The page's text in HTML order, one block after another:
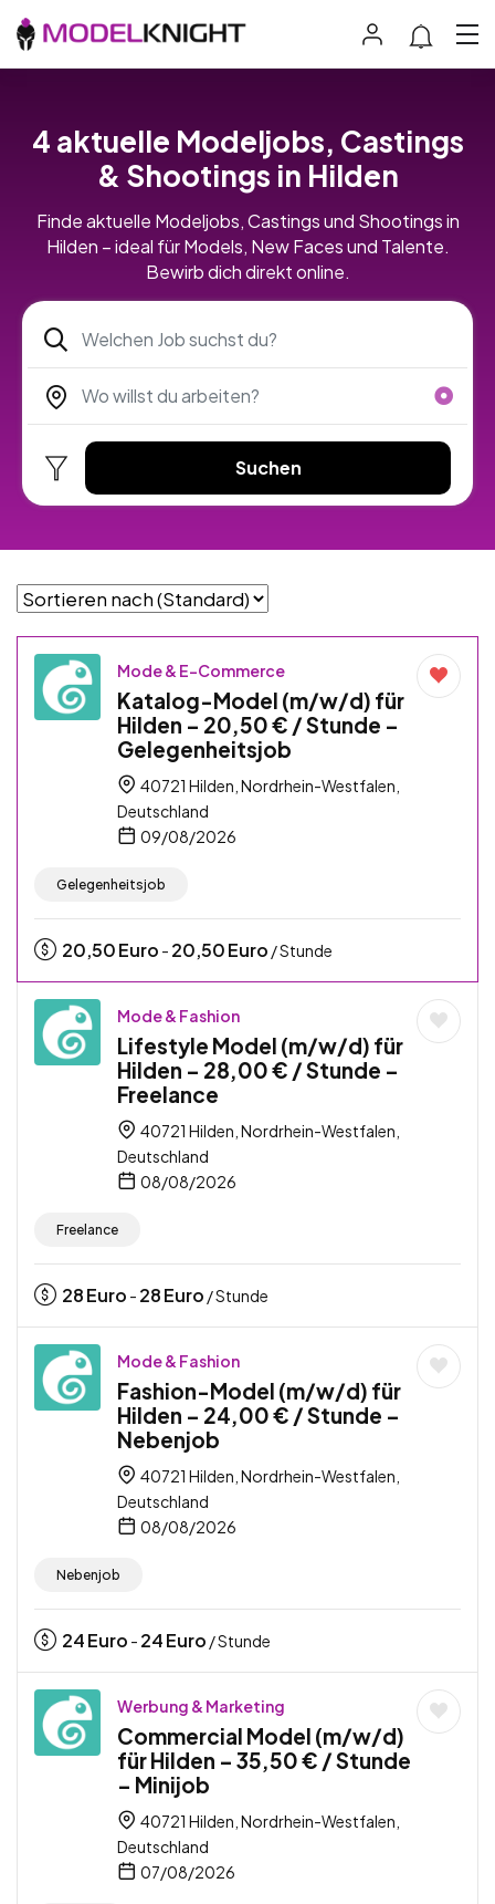
4 aktuelle Modeljobs, Castings
& Shootings in Hilden
Finde aktuelle Modeljobs, Castings und Shootings in
Hilden – ideal für Models, New Faces und Talente.
Bewirb dich direkt online.
Suchen
Mode & E-Commerce
Katalog-Model (m/w/d) für
Hilden – 20,50 € / Stunde –
Gelegenheitsjob
40721 Hilden, Nordrhein-Westfalen,
Deutschland
09/08/2026
Gelegenheitsjob
20,50Euro - 20,50Euro / Stunde
Mode & Fashion
Lifestyle Model (m/w/d) für
Hilden – 28,00 € / Stunde –
Freelance
40721 Hilden, Nordrhein-Westfalen,
Deutschland
08/08/2026
Freelance
28Euro - 28Euro / Stunde
Mode & Fashion
Fashion-Model (m/w/d) für
Hilden – 24,00 € / Stunde –
Nebenjob
40721 Hilden, Nordrhein-Westfalen,
Deutschland
08/08/2026
Nebenjob
24Euro - 24Euro / Stunde
Werbung & Marketing
Commercial Model (m/w/d)
für Hilden – 35,50 € / Stunde
– Minijob
40721 Hilden, Nordrhein-Westfalen,
Deutschland
07/08/2026